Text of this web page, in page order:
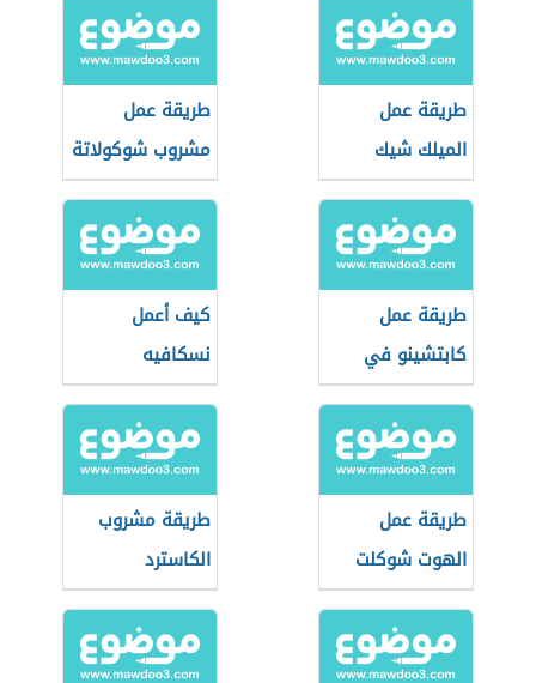
طريقة عمل
الميلك شيك
طريقة عمل
مشروب شوكولاتة
طريقة عمل
كابتشينو في
البيت
كيف أعمل
نسكافيه
طريقة عمل
الهوت شوكلت
طريقة مشروب
الكاسترد